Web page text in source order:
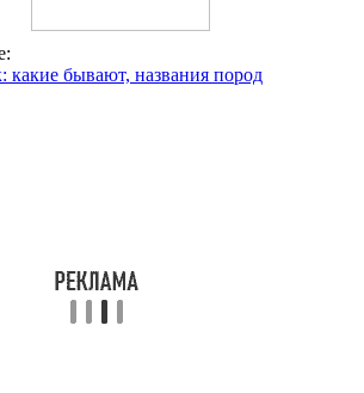
какие бывают, названия пород